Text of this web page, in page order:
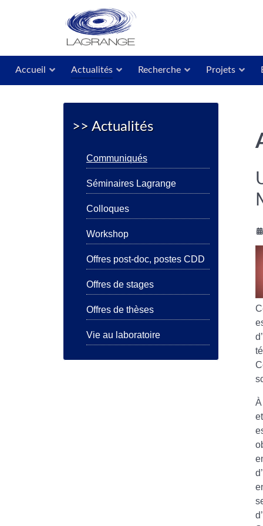
Accueil Actualités Recherche Projets
>> Actualités
Communiqués
Séminaires Lagrange
Colloques
Workshop
Offres post-doc, postes CDD
Offres de stages
Offres de thèses
Vie au laboratoire